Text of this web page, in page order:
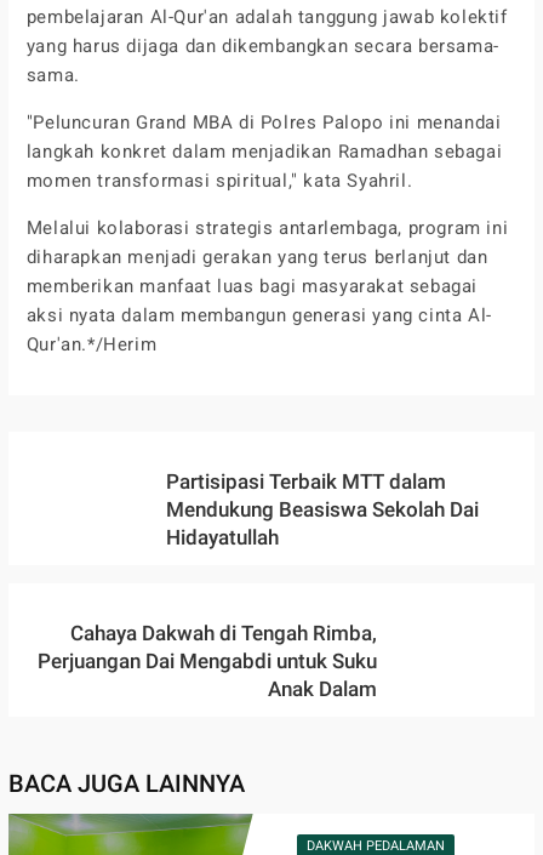
pembelajaran Al-Qur'an adalah tanggung jawab kolektif
yang harus dijaga dan dikembangkan secara bersama-
sama.
"Peluncuran Grand MBA di Polres Palopo ini menandai
langkah konkret dalam menjadikan Ramadhan sebagai
momen transformasi spiritual," kata Syahril.
Melalui kolaborasi strategis antarlembaga, program ini
diharapkan menjadi gerakan yang terus berlanjut dan
memberikan manfaat luas bagi masyarakat sebagai
aksi nyata dalam membangun generasi yang cinta Al-
Qur'an.*/Herim
Partisipasi Terbaik MTT dalam
Mendukung Beasiswa Sekolah Dai
Hidayatullah
Cahaya Dakwah di Tengah Rimba,
Perjuangan Dai Mengabdi untuk Suku
Anak Dalam
BACA JUGA LAINNYA
DAKWAH PEDALAMAN